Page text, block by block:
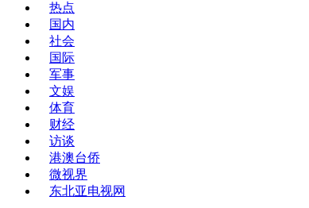
热点
国内
社会
国际
军事
文娱
体育
财经
访谈
港澳台侨
微视界
东北亚电视网